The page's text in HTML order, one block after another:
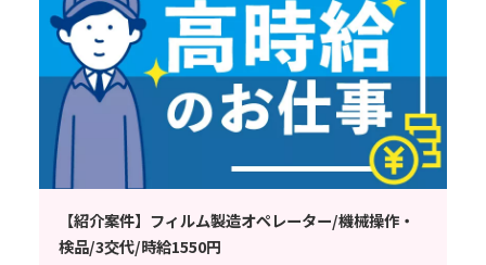
【紹介案件】フィルム製造オペレーター/機械操作・
検品/3交代/時給1550円